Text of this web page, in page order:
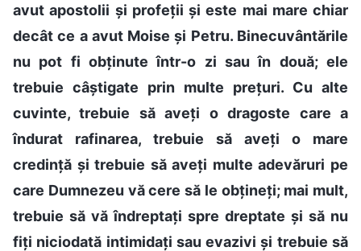
avut apostolii și profeții și este mai mare chiar
decât ce a avut Moise și Petru. Binecuvântările
nu pot fi obținute într-o zi sau în două; ele
trebuie câștigate prin multe prețuri. Cu alte
cuvinte, trebuie să aveți o dragoste care a
îndurat rafinarea, trebuie să aveți o mare
credință și trebuie să aveți multe adevăruri pe
care Dumnezeu vă cere să le obțineți; mai mult,
trebuie să vă îndreptați spre dreptate și să nu
fiți niciodată intimidați sau evazivi și trebuie să